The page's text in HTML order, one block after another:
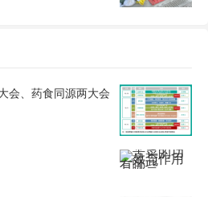
会、药食同源两大会